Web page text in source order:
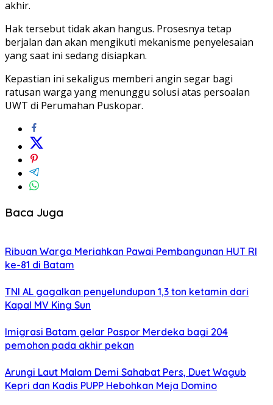
akhir.
Hak tersebut tidak akan hangus. Prosesnya tetap
berjalan dan akan mengikuti mekanisme penyelesaian
yang saat ini sedang disiapkan.
Kepastian ini sekaligus memberi angin segar bagi
ratusan warga yang menunggu solusi atas persoalan
UWT di Perumahan Puskopar.
Baca Juga
Ribuan Warga Meriahkan Pawai Pembangunan HUT RI
ke-81 di Batam
TNI AL gagalkan penyelundupan 1,3 ton ketamin dari
Kapal MV King Sun
Imigrasi Batam gelar Paspor Merdeka bagi 204
pemohon pada akhir pekan
Arungi Laut Malam Demi Sahabat Pers, Duet Wagub
Kepri dan Kadis PUPP Hebohkan Meja Domino